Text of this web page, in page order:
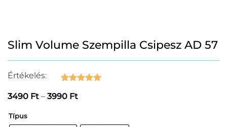
Slim Volume Szempilla Csipesz AD 57
Értékelés:
az 5-ből,
3490 Ft – 3990 FtÁrtartomány:
Típus